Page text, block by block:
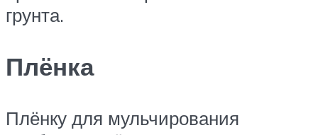
грунта.
Плёнка
Плёнку для мульчирования